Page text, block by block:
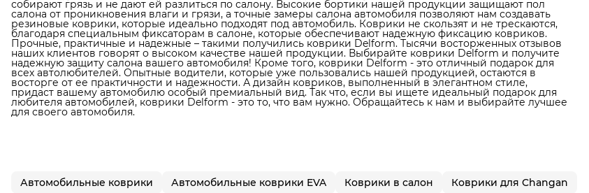
собирают грязь и не дают ей разлиться по салону. Высокие бортики нашей продукции защищают пол
салона от проникновения влаги и грязи, а точные замеры салона автомобиля позволяют нам создавать
резиновые коврики, которые идеально подходят под автомобиль. Коврики не скользят и не трескаются,
благодаря специальным фиксаторам в салоне, которые обеспечивают надежную фиксацию ковриков.
Прочные, практичные и надежные – такими получились коврики Delform. Тысячи восторженных отзывов
наших клиентов говорят о высоком качестве нашей продукции. Выбирайте коврики Delform и получите
надежную защиту салона вашего автомобиля! Кроме того, коврики Delform - это отличный подарок для
всех автолюбителей. Опытные водители, которые уже пользовались нашей продукцией, остаются в
восторге от ее практичности и надежности. А дизайн ковриков, выполненный в элегантном стиле,
придаст вашему автомобилю особый премиальный вид. Так что, если вы ищете идеальный подарок для
любителя автомобилей, коврики Delform - это то, что вам нужно. Обращайтесь к нам и выбирайте лучшее
для своего автомобиля.
Автомобильные коврики Автомобильные коврики EVA Коврики в салон Коврики для Changan